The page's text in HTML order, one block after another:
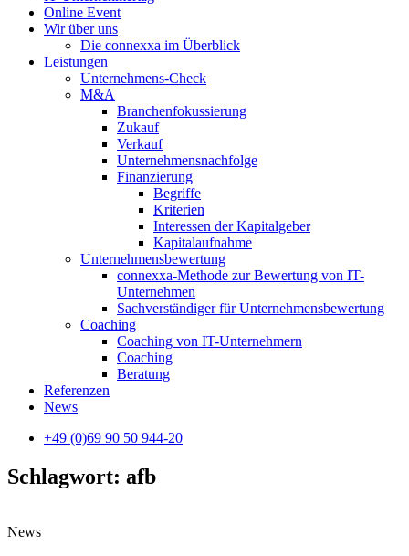
Online Event
Wir über uns
Die connexxa im Überblick
Leistungen
Unternehmens-Check
M&A
Branchenfokussierung
Zukauf
Verkauf
Unternehmensnachfolge
Finanzierung
Begriffe
Kriterien
Interessen der Kapitalgeber
Kapitalaufnahme
Unternehmensbewertung
connexxa-Methode zur Bewertung von IT-
Unternehmen
Sachverständiger für Unternehmensbewertung
Coaching
Coaching von IT-Unternehmern
Coaching
Beratung
Referenzen
News
+49 (0)69 90 50 944-20
Schlagwort: afb
News